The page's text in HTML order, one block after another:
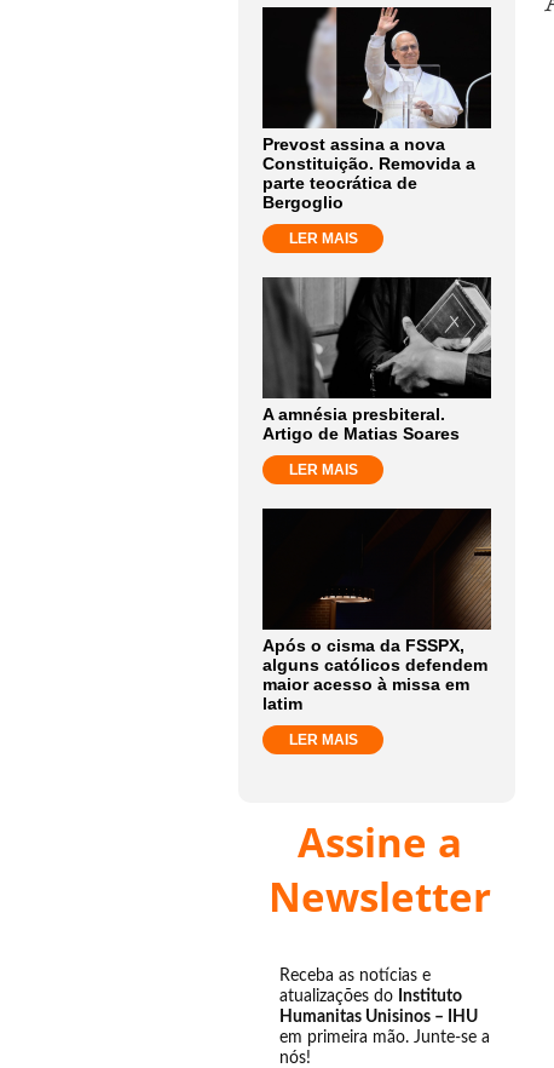
Prevost assina a nova
Constituição. Removida a
parte teocrática de
Bergoglio
LER MAIS
A amnésia presbiteral.
Artigo de Matias Soares
LER MAIS
Após o cisma da FSSPX,
alguns católicos defendem
maior acesso à missa em
latim
LER MAIS
Assine a
Newsletter
Receba as notícias e
atualizações do Instituto
Humanitas Unisinos – IHU
em primeira mão. Junte-se a
nós!